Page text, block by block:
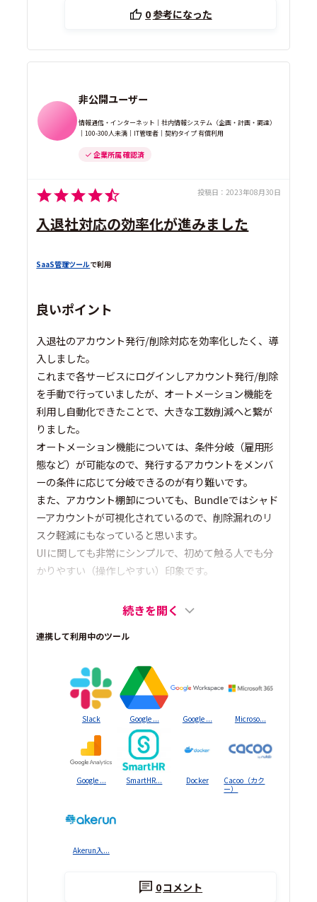
0参考になった
非公開ユーザー
情報通信・インターネット｜社内情報システム（企画・計画・調達）
｜100-300人未満｜IT管理者｜契約タイプ 有償利用
企業所属 確認済
投稿日： 2023年08月30日
入退社対応の効率化が進みました
SaaS管理ツールで利用
良いポイント
入退社のアカウント発行/削除対応を効率化したく、導
入しました。
これまで各サービスにログインしアカウント発行/削除
を手動で行っていましたが、オートメーション機能を
利用し自動化できたことで、大きな工数削減へと繋が
りました。
オートメーション機能については、条件分岐（雇用形
態など）が可能なので、発行するアカウントをメンバ
ーの条件に応じて分岐できるのが有り難いです。
また、アカウント棚卸についても、Bundleではシャド
ーアカウントが可視化されているので、削除漏れのリ
スク軽減にもなっていると思います。
UIに関しても非常にシンプルで、初めて触る人でも分
かりやすい（操作しやすい）印象です。
続きを開く
連携して利用中のツール
Slack Google ... Google ... Microso...
Google ... SmartHR... Docker
Cacoo（カク
ー）
Akerun入...
0コメント